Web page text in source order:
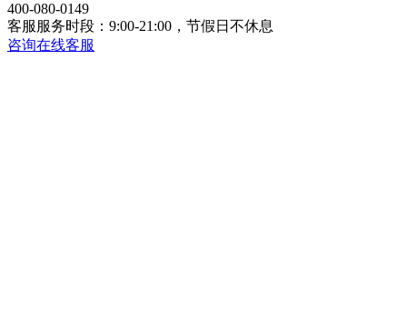
400-080-0149
客服服务时段：9:00-21:00，节假日不休息
咨询在线客服